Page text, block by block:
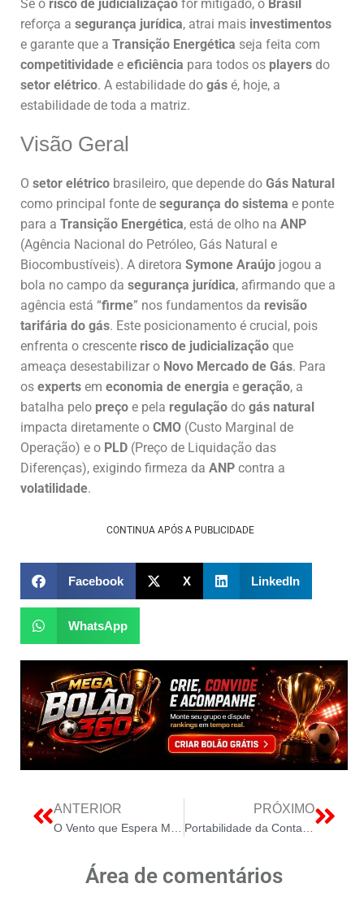
Se o risco de judicialização for mitigado, o Brasil
reforça a segurança jurídica, atrai mais investimentos
e garante que a Transição Energética seja feita com
competitividade e eficiência para todos os players do
setor elétrico. A estabilidade do gás é, hoje, a
estabilidade de toda a matriz.
Visão Geral
O setor elétrico brasileiro, que depende do Gás Natural
como principal fonte de segurança do sistema e ponte
para a Transição Energética, está de olho na ANP
(Agência Nacional do Petróleo, Gás Natural e
Biocombustíveis). A diretora Symone Araújo jogou a
bola no campo da segurança jurídica, afirmando que a
agência está “firme” nos fundamentos da revisão
tarifária do gás. Este posicionamento é crucial, pois
enfrenta o crescente risco de judicialização que
ameaça desestabilizar o Novo Mercado de Gás. Para
os experts em economia de energia e geração, a
batalha pelo preço e pela regulação do gás natural
impacta diretamente o CMO (Custo Marginal de
Operação) e o PLD (Preço de Liquidação das
Diferenças), exigindo firmeza da ANP contra a
volatilidade.
CONTINUA APÓS A PUBLICIDADE
Facebook X LinkedIn
WhatsApp
ANTERIOR PRÓXIMO
Área de comentários